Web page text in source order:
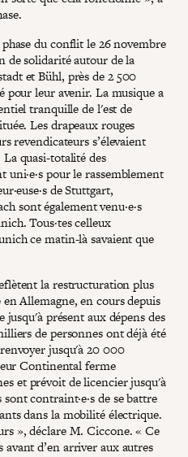
du conflit le 26 novembre
de solidarité autour de la
et Bühl, près de 2 500
pour leur avenir. La musique a
tranquille de l'est de
Les drapeaux rouges
revendicateurs s’élevaient
quasi-totalité des
uni·e·s pour le rassemblement
de Stuttgart,
sont également venu·e·s
Tous·tes celleux
ce matin-là savaient que
la restructuration plus
Allemagne, en cours depuis
présent aux dépens des
de personnes ont déjà été
jusqu'à 20 000
Continental ferme
et prévoit de licencier jusqu'à
sont contraint·e·s de se battre
dans la mobilité électrique.
», déclare M. Ciccone. « Ce
d’en arriver aux autres